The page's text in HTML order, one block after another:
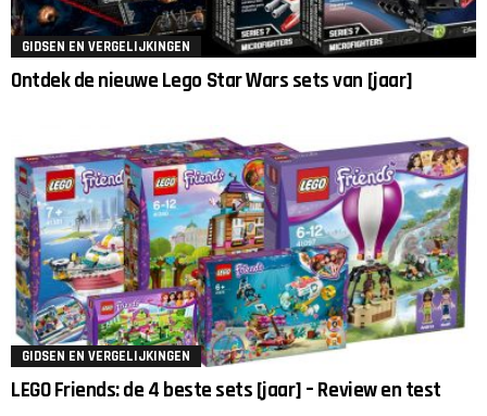
GIDSEN EN VERGELIJKINGEN
Ontdek de nieuwe Lego Star Wars sets van [jaar]
GIDSEN EN VERGELIJKINGEN
LEGO Friends: de 4 beste sets [jaar] – Review en test